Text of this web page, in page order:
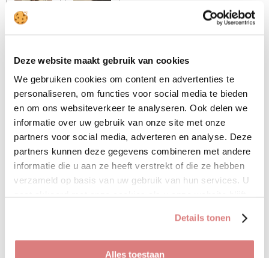
Deze website maakt gebruik van cookies
We gebruiken cookies om content en advertenties te
personaliseren, om functies voor social media te bieden
en om ons websiteverkeer te analyseren. Ook delen we
informatie over uw gebruik van onze site met onze
partners voor social media, adverteren en analyse. Deze
partners kunnen deze gegevens combineren met andere
informatie die u aan ze heeft verstrekt of die ze hebben
verzameld op basis van uw gebruik van hun services. U
Details tonen
Alles toestaan
• 85% viscose
• 15% polyester
D
l
e
D
e
S
a
r
D
l
e
Pantalon zand